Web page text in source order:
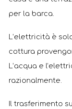
per la barca.
L’elettricità è
cottura
L’acqua e
razionalmente.
Il trasferimento